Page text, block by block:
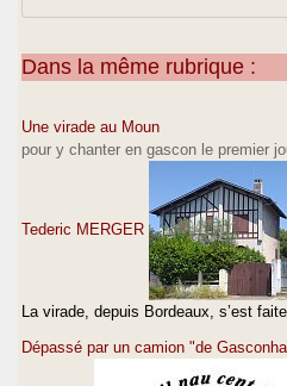
Dans la même rubrique :
Une virade au Moun
pour y chanter en gascon le premier
Tederic MERGER
La virade, depuis Bordeaux, s’est
Dépassé par un camion "de